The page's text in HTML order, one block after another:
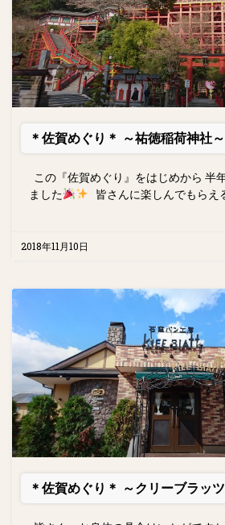
＊佐賀めぐり＊ ～祐徳稲荷神社～
この『佐賀めぐり』をはじめから 半
ました
皆さんに楽しんでもらえ
2018年11月10日
＊佐賀めぐり＊ ～クリーブラッ